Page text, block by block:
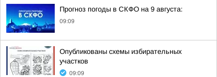
Прогноз погоды в СКФО на 9 августа:
09:09
Опубликованы схемы избирательных
участков
09:09